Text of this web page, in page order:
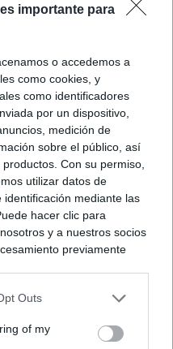
importante para
o accedemos a
como cookies, y
como identificadores
por un dispositivo,
medición de
sobre el público, así
Con su permiso,
utilizar datos de
mediante las
hacer clic para
y a nuestros socios
previamente
cuenta que algún
tiene el derecho de
Outs
of my